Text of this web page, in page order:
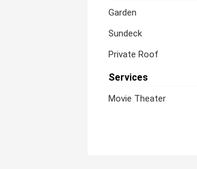
Garden
Sundeck
Private Roof
Services
Movie Theater